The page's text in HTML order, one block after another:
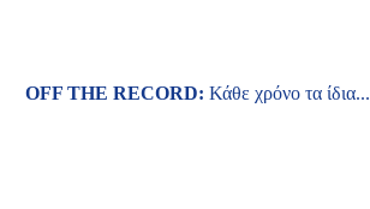
OFF THE RECORD: Κάθε χρόνο τα ίδια...